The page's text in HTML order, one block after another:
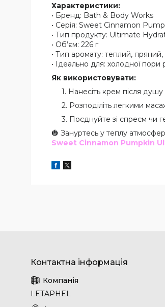
Характеристики:
• Бренд: Bath & Body Works
• Серія: Sweet Cinnamon
• Тип продукту: Ultimate
• Об’єм: 226 г
• Тип аромату: теплий, пряний,
• Ідеально для: холодної
Як використовувати:
Нанесіть крем після душу
Розподіліть легкими
Поєднуйте зі спреєм чи
🎃 Зануртесь у теплу
Sweet Cinnamon Pumpkin
LETAPHEL